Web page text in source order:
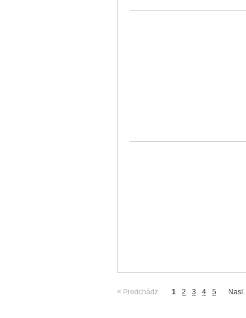
« Predchádz. 1 2 3 4 5 Nasl.